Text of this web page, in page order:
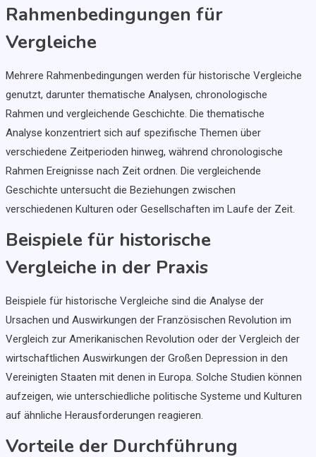
Rahmenbedingungen für
Vergleiche
Mehrere Rahmenbedingungen werden für historische Vergleiche
genutzt, darunter thematische Analysen, chronologische
Rahmen und vergleichende Geschichte. Die thematische
Analyse konzentriert sich auf spezifische Themen über
verschiedene Zeitperioden hinweg, während chronologische
Rahmen Ereignisse nach Zeit ordnen. Die vergleichende
Geschichte untersucht die Beziehungen zwischen
verschiedenen Kulturen oder Gesellschaften im Laufe der Zeit.
Beispiele für historische
Vergleiche in der Praxis
Beispiele für historische Vergleiche sind die Analyse der
Ursachen und Auswirkungen der Französischen Revolution im
Vergleich zur Amerikanischen Revolution oder der Vergleich der
wirtschaftlichen Auswirkungen der Großen Depression in den
Vereinigten Staaten mit denen in Europa. Solche Studien können
aufzeigen, wie unterschiedliche politische Systeme und Kulturen
auf ähnliche Herausforderungen reagieren.
Vorteile der Durchführung